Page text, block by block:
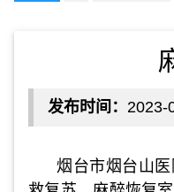
发布时间： 2023-
烟台市烟台山